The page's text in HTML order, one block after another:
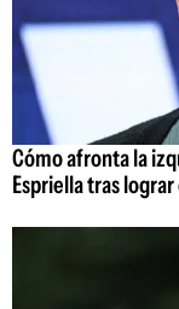
Cómo afronta la
Espriella tras